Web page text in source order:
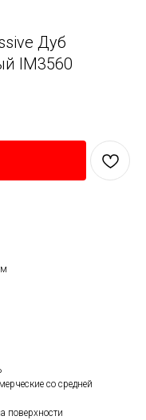
Дуб
IM3560
со средней
поверхности